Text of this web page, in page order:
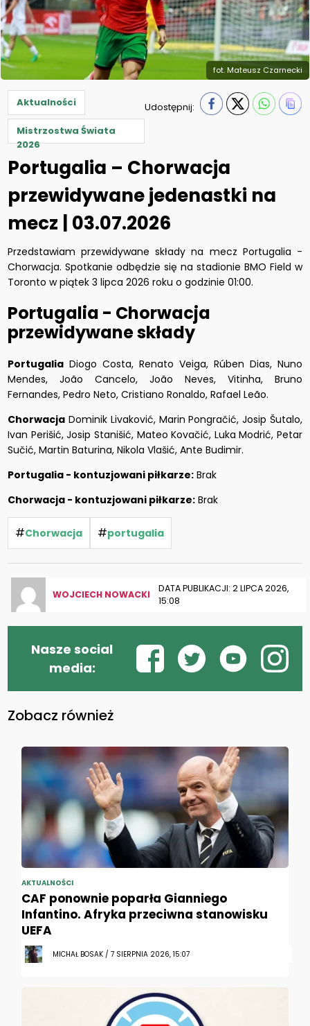
fot. Mateusz Czarnecki
Aktualności
Mistrzostwa Świata
2026
Udostępnij:
Portugalia – Chorwacja
przewidywane jedenastki na
mecz | 03.07.2026
Przedstawiam przewidywane składy na mecz Portugalia -
Chorwacja. Spotkanie odbędzie się na stadionie BMO Field w
Toronto w piątek 3 lipca 2026 roku o godzinie 01:00.
Portugalia - Chorwacja
przewidywane składy
Portugalia Diogo Costa, Renato Veiga, Rúben Dias, Nuno
Mendes, João Cancelo, João Neves, Vitinha, Bruno
Fernandes, Pedro Neto, Cristiano Ronaldo, Rafael Leão.
Chorwacja Dominik Livaković, Marin Pongračić, Josip Šutalo,
Ivan Perišić, Josip Stanišić, Mateo Kovačić, Luka Modrić, Petar
Sučić, Martin Baturina, Nikola Vlašić, Ante Budimir.
Portugalia - kontuzjowani piłkarze: Brak
Chorwacja - kontuzjowani piłkarze: Brak
#Chorwacja #portugalia
WOJCIECH NOWACKI
DATA PUBLIKACJI: 2 LIPCA 2026,
15:08
Nasze social
media:
Zobacz również
AKTUALNOŚCI
CAF ponownie poparła Gianniego
Infantino. Afryka przeciwna stanowisku
UEFA
MICHAŁ BOSAK / 7 SIERPNIA 2026, 15:07